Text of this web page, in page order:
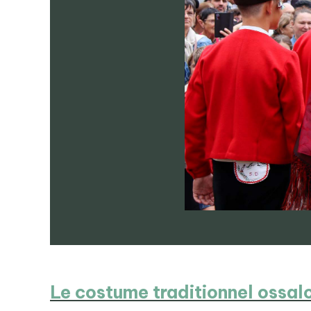
Le costume traditionnel